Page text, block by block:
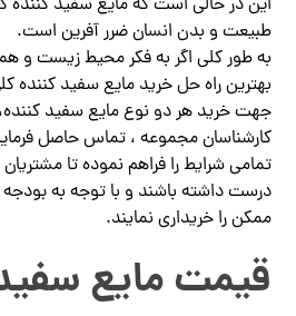
این در حالی است که مایع سفید کننده
طبیعت و بدن انسان ضرر آفرین است.
به طور کلی اگر به فکر محیط زیست و
بهترین راه حل خرید مایع سفید کننده
جهت خرید هر دو نوع مایع سفید
کارشناسان مجموعه ، تماس حاصل
تمامی شرایط را فراهم نموده تا
درست داشته باشند و با توجه به
ممکن را خریداری نمایند.
قیمت مایع